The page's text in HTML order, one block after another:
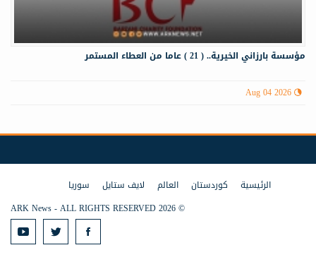
مؤسسة بارزاني الخيرية.. ( 21 ) عاما من العطاء المستمر
Aug 04 2026
الرئيسية كوردستان العالم لايف ستايل
سوريا
© 2026 ARK News - ALL RIGHTS RESERVED